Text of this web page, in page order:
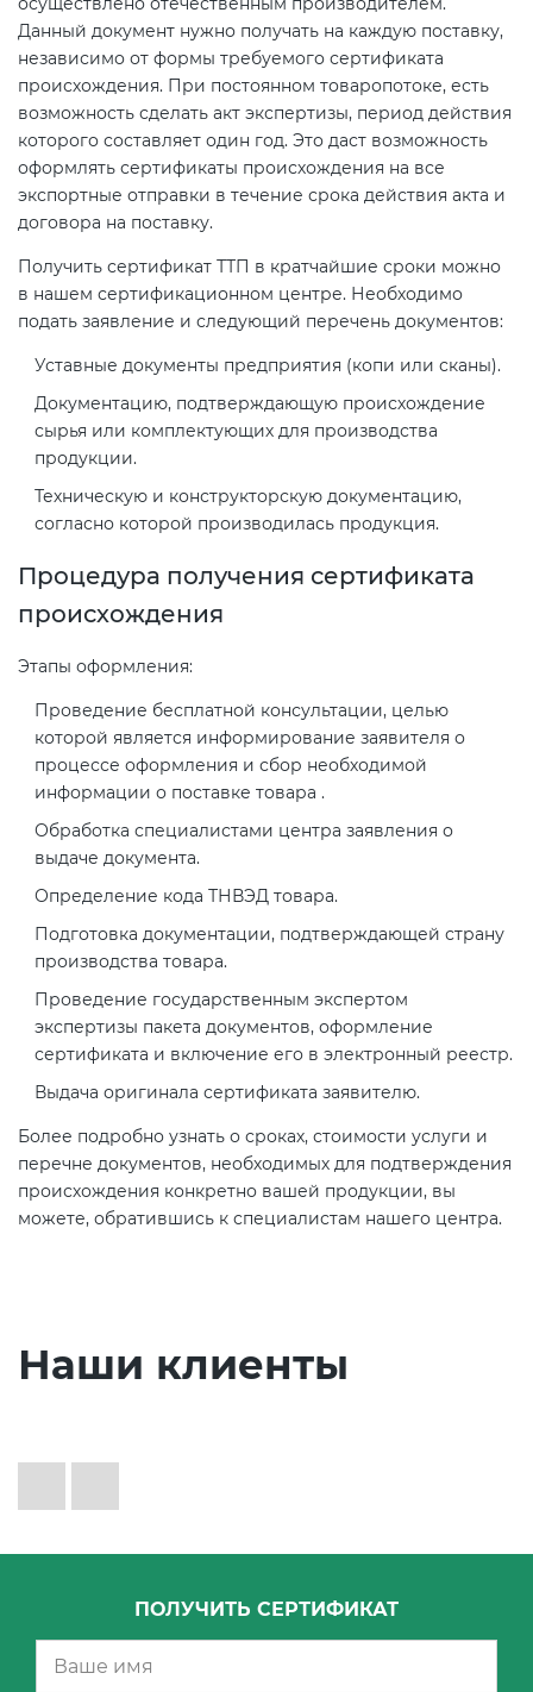
Данный документ нужно получать на каждую поставку,
независимо от формы требуемого сертификата
происхождения. При постоянном товаропотоке, есть
возможность сделать акт экспертизы, период действия
которого составляет один год. Это даст возможность
оформлять сертификаты происхождения на все
экспортные отправки в течение срока действия акта и
договора на поставку.
Получить сертификат ТТП в кратчайшие сроки можно
в нашем сертификационном центре. Необходимо
подать заявление и следующий перечень документов:
Уставные документы предприятия (копи или сканы).
Документацию, подтверждающую происхождение
сырья или комплектующих для производства
продукции.
Техническую и конструкторскую документацию,
согласно которой производилась продукция.
Процедура получения сертификата
происхождения
Этапы оформления:
Проведение бесплатной консультации, целью
которой является информирование заявителя о
процессе оформления и сбор необходимой
информации о поставке товара .
Обработка специалистами центра заявления о
выдаче документа.
Определение кода ТНВЭД товара.
Подготовка документации, подтверждающей страну
производства товара.
Проведение государственным экспертом
экспертизы пакета документов, оформление
сертификата и включение его в электронный реестр.
Выдача оригинала сертификата заявителю.
Более подробно узнать о сроках, стоимости услуги и
перечне документов, необходимых для подтверждения
происхождения конкретно вашей продукции, вы
можете, обратившись к специалистам нашего центра.
Наши клиенты
ПОЛУЧИТЬ СЕРТИФИКАТ
Действующие технические
регламенты